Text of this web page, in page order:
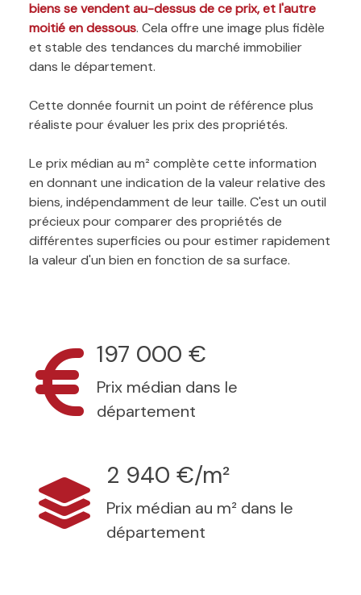
biens se vendent au-dessus de ce prix, et l'autre
moitié en dessous. Cela offre une image plus fidèle
et stable des tendances du marché immobilier
dans le département.
Cette donnée fournit un point de référence plus
réaliste pour évaluer les prix des propriétés.
Le prix médian au m² complète cette information
en donnant une indication de la valeur relative des
biens, indépendamment de leur taille. C'est un outil
précieux pour comparer des propriétés de
différentes superficies ou pour estimer rapidement
la valeur d'un bien en fonction de sa surface.
197 000 €
Prix médian dans le
département
2 940 €/m²
Prix médian au m² dans le
département